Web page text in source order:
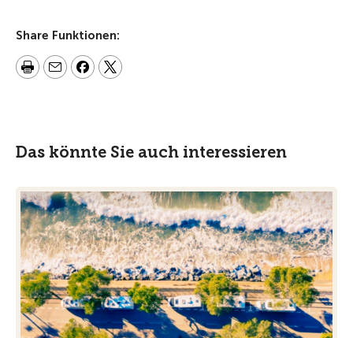
Share Funktionen:
Das könnte Sie auch interessieren